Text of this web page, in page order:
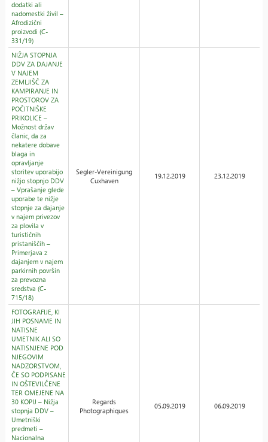
dodatki ali
nadomestki živil –
Afrodizični
proizvodi (C-
331/19)
NIŽJA STOPNJA
DDV ZA DAJANJE
V NAJEM
ZEMLJIŠČ ZA
KAMPIRANJE IN
PROSTOROV ZA
POČITNIŠKE
PRIKOLICE –
Možnost držav
članic, da za
nekatere dobave
blaga in
opravljanje
storitev uporabijo
nižjo stopnjo DDV
– Vprašanje glede
uporabe te nižje
stopnje za dajanje
v najem privezov
za plovila v
turističnih
pristaniščih –
Primerjava z
dajanjem v najem
parkirnih površin
za prevozna
sredstva (C-
715/18)
Segler-Vereinigung
Cuxhaven
19.12.2019 23.12.2019
FOTOGRAFIJE, KI
JIH POSNAME IN
NATISNE
UMETNIK ALI SO
NATISNJENE POD
NJEGOVIM
NADZORSTVOM,
ČE SO PODPISANE
IN OŠTEVILČENE
TER OMEJENE NA
30 KOPIJ – Nižja
stopnja DDV –
Umetniški
predmeti –
Nacionalna
Regards
Photographiques
05.09.2019 06.09.2019